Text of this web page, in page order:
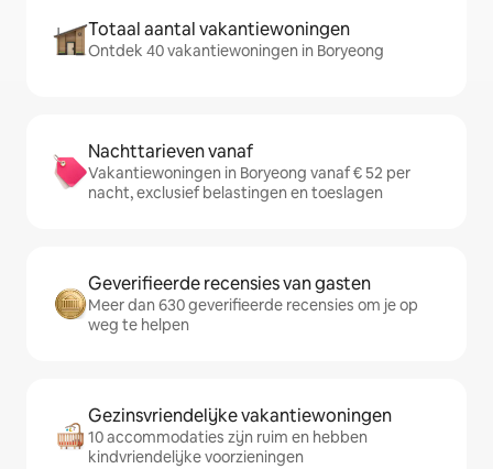
Totaal aantal vakantiewoningen
Ontdek 40 vakantiewoningen in Boryeong
Nachttarieven vanaf
Vakantiewoningen in Boryeong vanaf € 52 per
nacht, exclusief belastingen en toeslagen
Geverifieerde recensies van gasten
Meer dan 630 geverifieerde recensies om je op
weg te helpen
Gezinsvriendelijke vakantiewoningen
10 accommodaties zijn ruim en hebben
kindvriendelijke voorzieningen